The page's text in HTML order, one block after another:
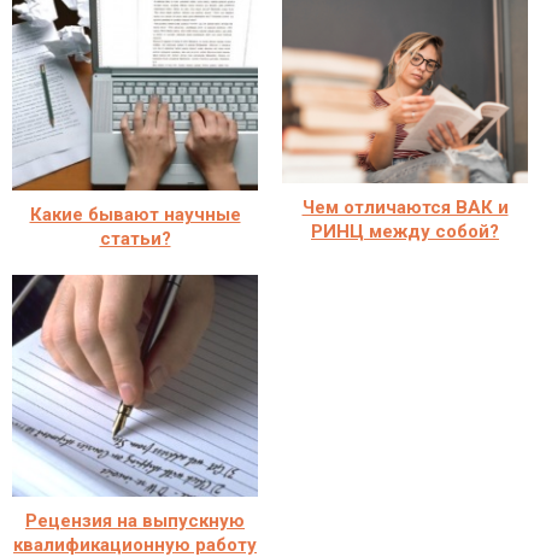
Какие бывают научные
статьи?
Чем отличаются ВАК и
РИНЦ между собой?
Рецензия на выпускную
квалификационную работу